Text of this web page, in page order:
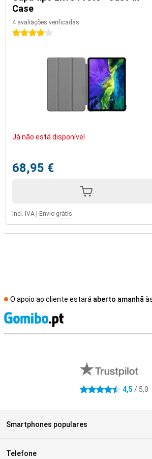
Case
4 avaliações verificadas
4 estrelas
Já não está disponível
68,95 €
Incl. IVA Envio grátis
O apoio ao cliente estará aberto amanhã
4.5 estrelas 4,5 / 5,0
Smartphones populares
Telefone